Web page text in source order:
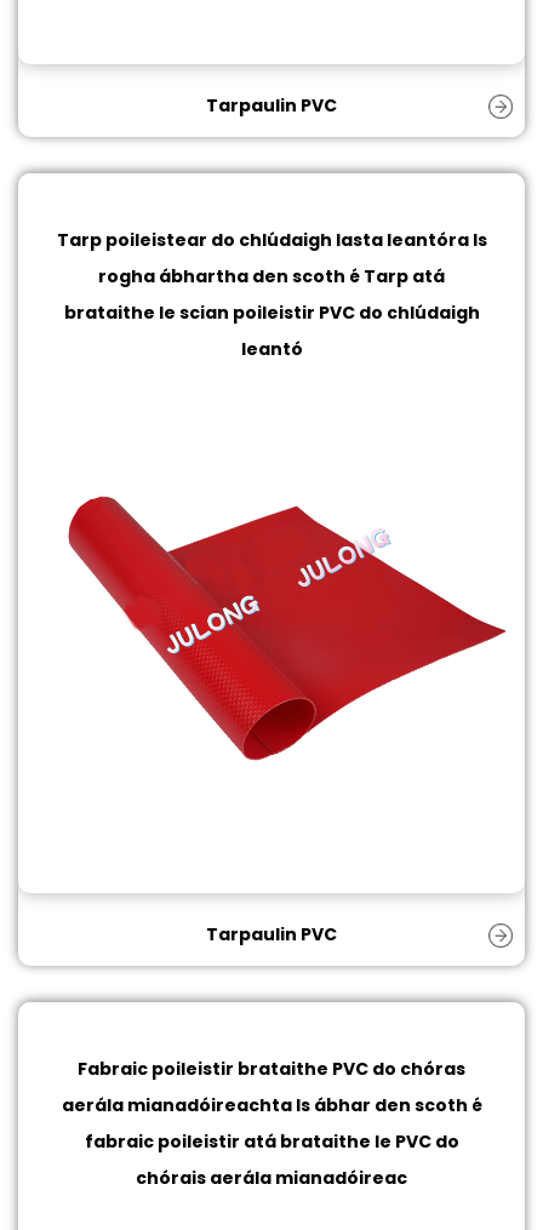
Tarpaulin PVC
Tarp poileistear do chlúdaigh lasta leantóraIs
rogha ábhartha den scoth é Tarp atá
brataithe le scian poileistir PVC do chlúdaigh
leantó
Tarpaulin PVC
Fabraic poileistir brataithe PVC do chóras
aerála mianadóireachtaIs ábhar den scoth é
fabraic poileistir atá brataithe le PVC do
chórais aerála mianadóireac